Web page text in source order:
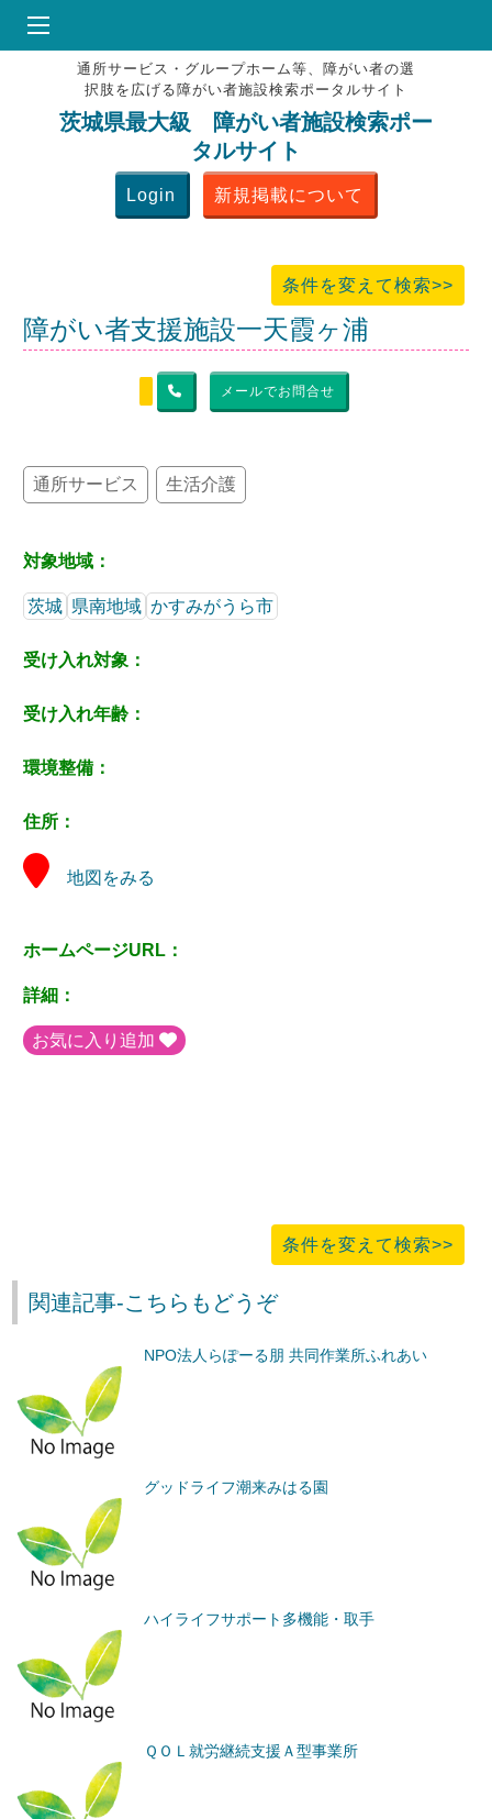
HOME
♥お気にりブックマーク
掲載会員MENU
よくある質問
通所サービス・グループホーム等、障がい者の選
択肢を広げる障がい者施設検索ポータルサイト
茨城県最大級 障がい者施設検索ポー
タルサイト
Login 新規掲載について
条件を変えて検索>>
障がい者支援施設一天霞ヶ浦
メールでお問合せ
通所サービス 生活介護
対象地域：
茨城 県南地域 かすみがうら市
受け入れ対象：
受け入れ年齢：
環境整備：
住所：
地図をみる
ホームページURL：
詳細：
お気に入り追加
条件を変えて検索>>
関連記事-こちらもどうぞ
NPO法人らぽーる朋 共同作業所ふれあい
グッドライフ潮来みはる園
ハイライフサポート多機能・取手
ＱＯＬ就労継続支援Ａ型事業所